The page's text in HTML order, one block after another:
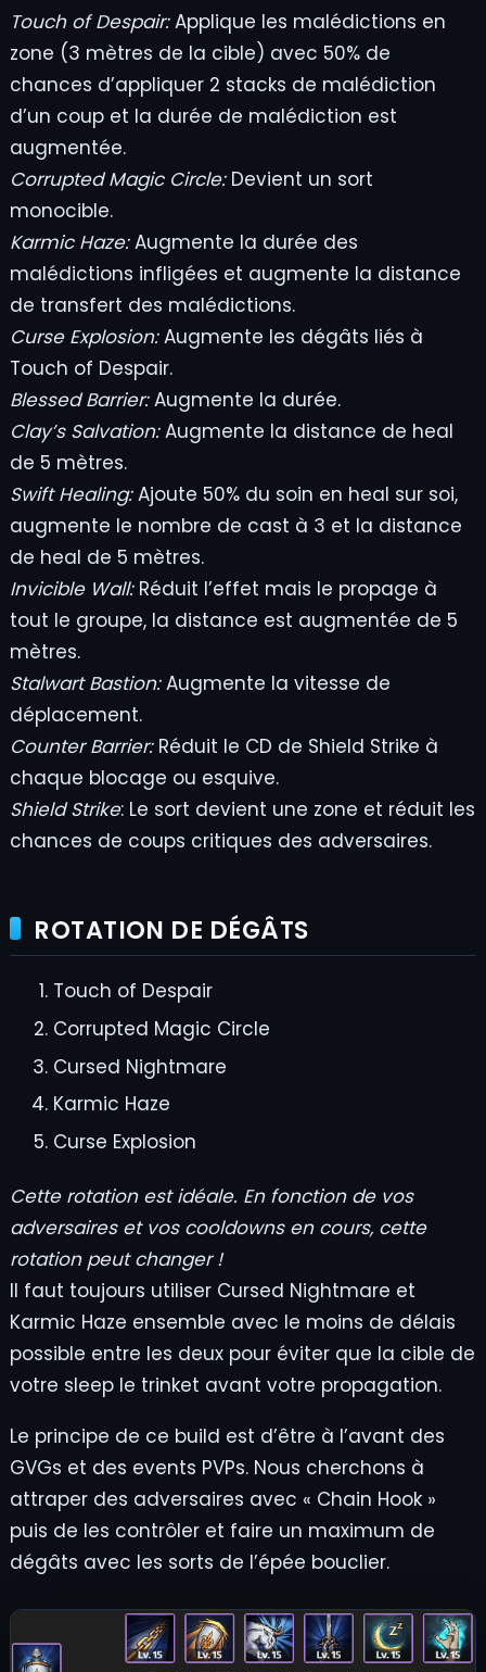
Touch of Despair:Applique les malédictions en
zone (3 mètres de la cible) avec 50% de
chances d’appliquer 2 stacks de malédiction
d’un coup et la durée de malédiction est
augmentée.
Corrupted Magic Circle:Devient un sort
monocible.
Karmic Haze:Augmente la durée des
malédictions infligées et augmente la distance
de transfert des malédictions.
Curse Explosion:Augmente les dégâts liés à
Touch of Despair.
Blessed Barrier:Augmente la durée.
Clay’s Salvation:Augmente la distance de heal
de 5 mètres.
Swift Healing:Ajoute 50% du soin en heal sur soi,
augmente le nombre de cast à 3 et la distance
de heal de 5 mètres.
Invicible Wall:Réduit l’effet mais le propage à
tout le groupe, la distance est augmentée de 5
mètres.
Stalwart Bastion:Augmente la vitesse de
déplacement.
Counter Barrier:Réduit le CD de Shield Strike à
chaque blocage ou esquive.
Shield Strike: Le sort devient une zone et réduit les
chances de coups critiques des adversaires.
ROTATION DE DÉGÂTS
Touch of Despair
Corrupted Magic Circle
Cursed Nightmare
Karmic Haze
Curse Explosion
Cette rotation est idéale. En fonction de vos
adversaires et vos cooldowns en cours, cette
rotation peut changer !
Il faut toujours utiliser Cursed Nightmare et
Karmic Haze ensemble avec le moins de délais
possible entre les deux pour éviter que la cible de
votre sleep le trinket avant votre propagation.
Le principe de ce build est d’être à l’avant des
GVGs et des events PVPs. Nous cherchons à
attraper des adversaires avec « Chain Hook »
puis de les contrôler et faire un maximum de
dégâts avec les sorts de l’épée bouclier.